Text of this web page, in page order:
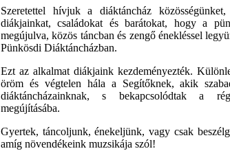
Szeretettel hívjuk a diáktáncház
diákjainkat, családokat és barátokat, hogy a
megújulva, közös táncban és zengő énekléssel
Pünkösdi Diáktáncházban.
Ezt az alkalmat diákjaink kezdeményezték.
öröm és végtelen hála a Segítőknek, akik
diáktáncházainknak, s bekapcsolódtak a
megújításába.
Gyertek, táncoljunk, énekeljünk, vagy csak
amíg növendékeink muzsikája szól!